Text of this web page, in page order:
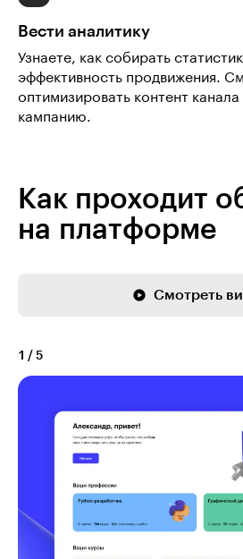
Вести аналитику
Узнаете, как собирать
эффективность продвижения.
оптимизировать контент
кампанию.
Как проходит
на платформе
Смотреть
1 / 5